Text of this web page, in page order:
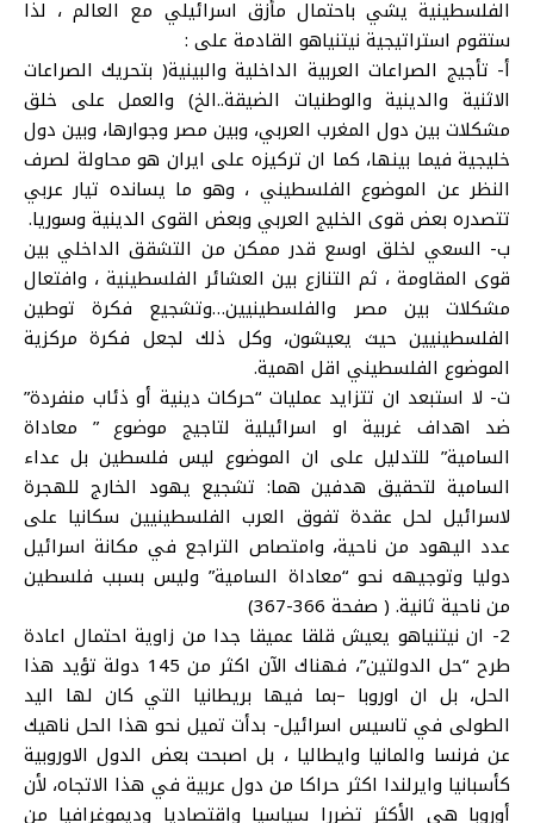
الفلسطينية يشي باحتمال مأزق اسرائيلي مع العالم ، لذا
ستقوم استراتيجية نيتنياهو القادمة على :
أ‌- تأجيج الصراعات العربية الداخلية والبينية( بتحريك الصراعات
الاثنية والدينية والوطنيات الضيقة..الخ) والعمل على خلق
مشكلات بين دول المغرب العربي، وبين مصر وجوارها، وبين دول
خليجية فيما بينها، كما ان تركيزه على ايران هو محاولة لصرف
النظر عن الموضوع الفلسطيني ، وهو ما يسانده تيار عربي
تتصدره بعض قوى الخليج العربي وبعض القوى الدينية وسوريا.
ب‌- السعي لخلق اوسع قدر ممكن من التشقق الداخلي بين
قوى المقاومة ، ثم التنازع بين العشائر الفلسطينية ، وافتعال
مشكلات بين مصر والفلسطينيين…وتشجيع فكرة توطين
الفلسطينيين حيث يعيشون، وكل ذلك لجعل فكرة مركزية
الموضوع الفلسطيني اقل اهمية.
ت‌- لا استبعد ان تتزايد عمليات “حركات دينية أو ذئاب منفردة”
ضد اهداف غربية او اسرائيلية لتاجيج موضوع ” معاداة
السامية” للتدليل على ان الموضوع ليس فلسطين بل عداء
السامية لتحقيق هدفين هما: تشجيع يهود الخارج للهجرة
لاسرائيل لحل عقدة تفوق العرب الفلسطينيين سكانيا على
عدد اليهود من ناحية، وامتصاص التراجع في مكانة اسرائيل
دوليا وتوجيهه نحو “معاداة السامية” وليس بسبب فلسطين
من ناحية ثانية. ( صفحة 366-367)
2- ان نيتنياهو يعيش قلقا عميقا جدا من زاوية احتمال اعادة
طرح “حل الدولتين”، فهناك الآن اكثر من 145 دولة تؤيد هذا
الحل، بل ان اوروبا –بما فيها بريطانيا التي كان لها اليد
الطولى في تاسيس اسرائيل- بدأت تميل نحو هذا الحل ناهيك
عن فرنسا والمانيا وايطاليا ، بل اصبحت بعض الدول الاوروبية
كأسبانيا وايرلندا اكثر حراكا من دول عربية في هذا الاتجاه، لأن
أوروبا هي الأكثر تضررا سياسيا واقتصاديا وديموغرافيا من